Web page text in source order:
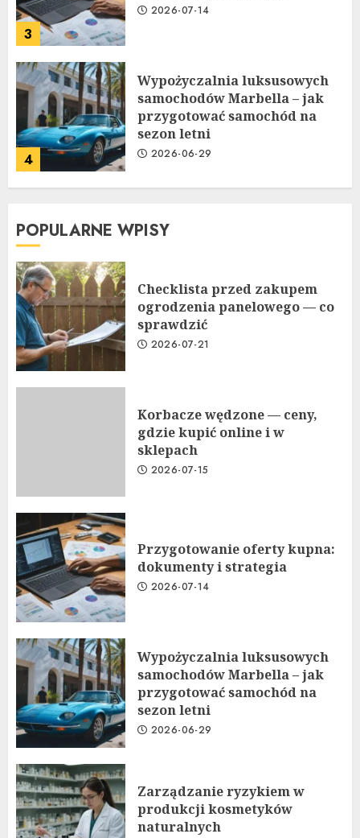
3
2026-07-14
4
Wypożyczalnia luksusowych
samochodów Marbella – jak
przygotować samochód na
sezon letni
2026-06-29
POPULARNE WPISY
Checklista przed zakupem
ogrodzenia panelowego — co
sprawdzić
2026-07-21
Korbacze wędzone — ceny,
gdzie kupić online i w
sklepach
2026-07-15
Przygotowanie oferty kupna:
dokumenty i strategia
2026-07-14
Wypożyczalnia luksusowych
samochodów Marbella – jak
przygotować samochód na
sezon letni
2026-06-29
Zarządzanie ryzykiem w
produkcji kosmetyków
naturalnych